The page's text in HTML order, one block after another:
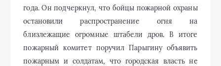
года. Он подчеркнул, что бойцы пожарной охраны
остановили распространение огня на
близлежащие огромные штабели дров. В итоге
пожарный комитет поручил Парыгину объявить
пожарным и солдатам, что городская власть не